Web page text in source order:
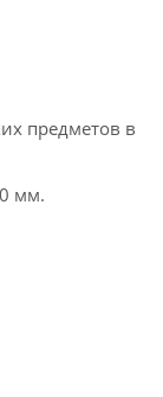
предметов в
мм.